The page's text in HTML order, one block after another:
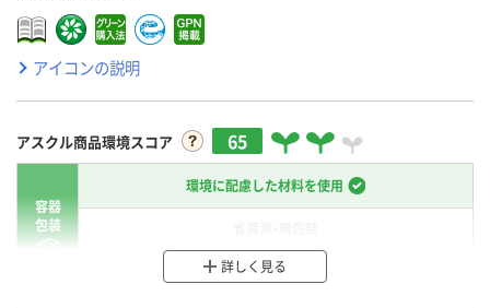
アイコンの説明
アスクル商品環境スコア 65
容器
包装
環境に配慮した材料を使用
分別・リサイクルしやすい設計
詳しく見る